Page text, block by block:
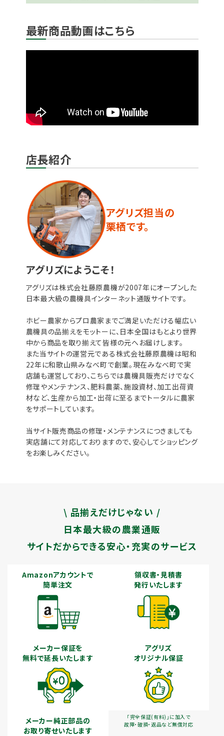
最新商品動画はこちら
店長紹介
アグリズ担当の
栗栖です。
アグリズにようこそ！
アグリズは株式会社藤原農機が2007年にオープンした
日本最大級の農機具インターネット通販サイトです。
ホビー農家からプロ農家までご満足いただける幅広い
農機具の品揃えをモットーに、日本全国はもとより世界
中から商品を取り揃えて皆様の元へお届けします。
また当サイトの運営元である株式会社藤原農機は昭和
22年に和歌山県みなべ町で創業。現在みなべ町で実
店舗も運営しており、こちらでは農機具販売だけでなく
修理やメンテナンス、肥料農薬、施設資材、加工出荷資
材など、生産から加工・出荷に至るまでトータルに農家
をサポートしています。
当サイト販売商品の修理・メンテナンスにつきましても
実店舗にて対応しておりますので、安心してショッピング
をお楽しみください。
\ 品揃えだけじゃない /
日本最大級の農業通販
サイトだからできる安心・充実のサービス
Amazonアカウントで
簡単注文
領収書・見積書
発行いたします
メーカー保証を
無料で延長いたします
アグリズ
オリジナル保証
「完全保証(有料)」に加入で
故障・破損・返品など無償対応
メーカー純正部品の
お取り寄せいたします